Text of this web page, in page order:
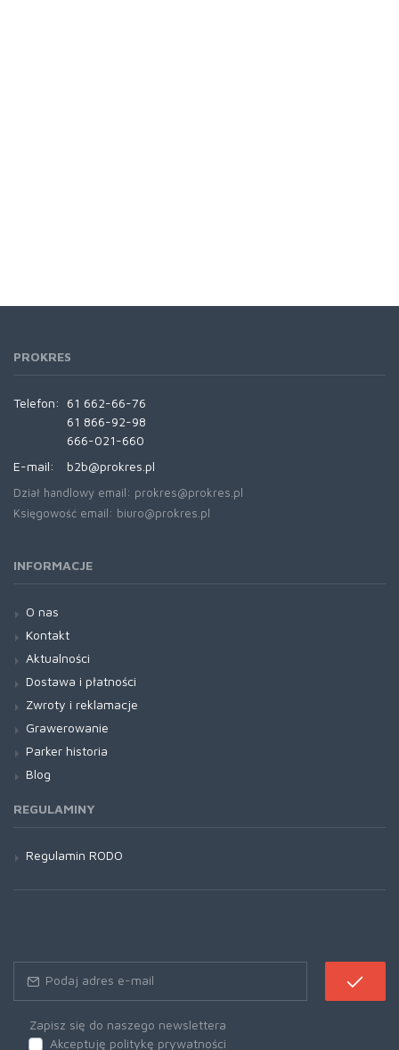
PROKRES
Telefon:
61 662-66-76
61 866-92-98
666-021-660
E-mail:
b2b@prokres.pl
Dział handlowy email: prokres@prokres.pl
Księgowość email: biuro@prokres.pl
INFORMACJE
O nas
Kontakt
Aktualności
Dostawa i płatności
Zwroty i reklamacje
Grawerowanie
Parker historia
Blog
REGULAMINY
Regulamin RODO
Zapisz się do naszego newslettera
Akceptuję politykę prywatności